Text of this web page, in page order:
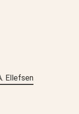
Ellefsen